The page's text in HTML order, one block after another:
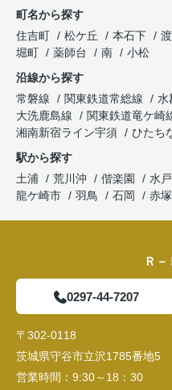
町名から探す
住吉町
松ケ丘 本石下
堀町
薬師台 南
小松
沿線から探す
常磐線
関東鉄道常総線 水
大洗鹿島線
関東鉄道竜ケ崎
湘南新宿ライン宇須
ひたち
駅から探す
土浦
荒川沖 偕楽園 水戸
龍ケ崎市
羽鳥 石岡 赤塚
Ｒ－
0297-44-7207
〒302-0118
茨城県守谷市立沢1785番地5
営業時間： 9:30～18：30